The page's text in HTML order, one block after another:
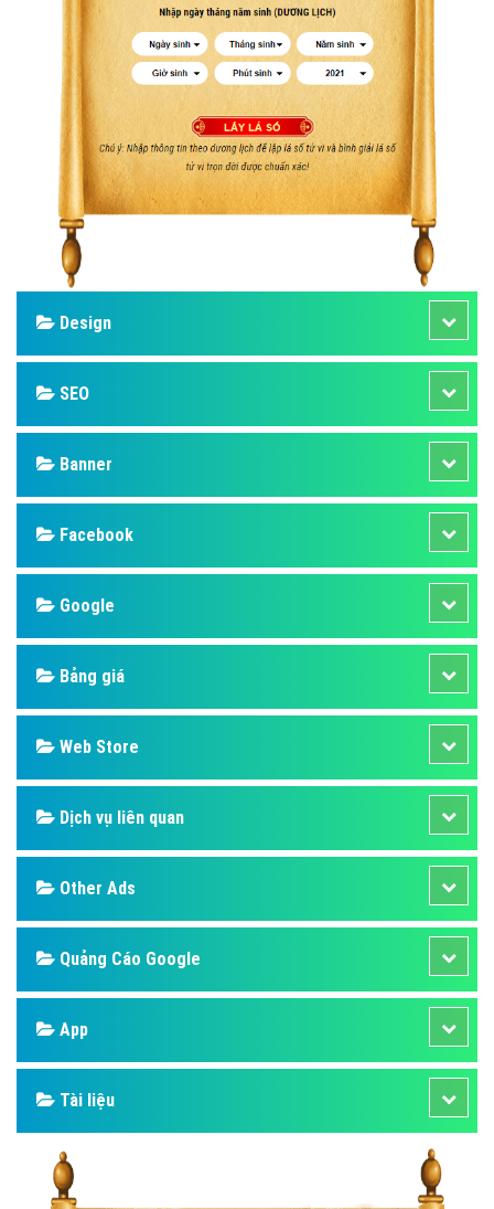
Design
SEO
Banner
Facebook
Google
Bảng giá
Web Store
Dịch vụ liên quan
Other Ads
Quảng Cáo Google
App
Tài liệu